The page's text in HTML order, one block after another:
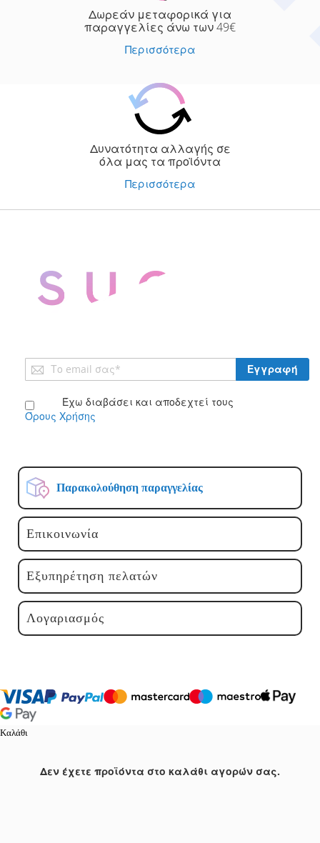
Δωρεάν μεταφορικά για
παραγγελίες άνω των 49€
Περισσότερα
Δυνατότητα αλλαγής σε
όλα μας τα προϊόντα
Περισσότερα
Παρακολούθηση παραγγελίας
Επικοινωνία
Εξυπηρέτηση πελατών
Λογαριασμός
Εγγραφή
στο
Δελτίο: Έχω διαβάσει και αποδεχτεί τους
Όρους Χρήσης
Εγγραφή
Καλάθι
Δεν έχετε προϊόντα στο καλάθι αγορών σας.